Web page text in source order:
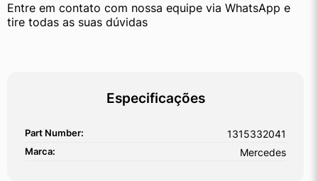
Entre em contato com nossa equipe via WhatsApp e
tire todas as suas dúvidas
Especificações
Part Number: 1315332041
Marca: Mercedes